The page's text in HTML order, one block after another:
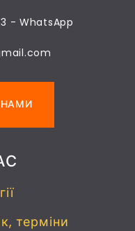
- WhatsApp
НАМИ
терміни